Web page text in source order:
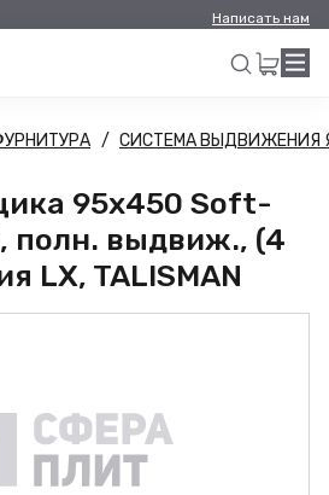
Написать нам
Искать
СИСТЕМА ВЫДВИЖЕНИЯ
95х450 Soft-
полн. выдвиж., (4
LX, TALISMAN